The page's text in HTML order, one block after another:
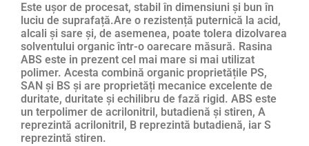
Este ușor de procesat, stabil în dimensiuni și bun în
luciu de suprafață.Are o rezistență puternică la acid,
alcali și sare și, de asemenea, poate tolera dizolvarea
solventului organic într-o oarecare măsură. Rasina
ABS este in prezent cel mai mare si mai utilizat
polimer. Acesta combină organic proprietățile PS,
SAN și BS și are proprietăți mecanice excelente de
duritate, duritate și echilibru de fază rigid. ABS este
un terpolimer de acrilonitril, butadienă și stiren, A
reprezintă acrilonitril, B reprezintă butadienă, iar S
reprezintă stiren.